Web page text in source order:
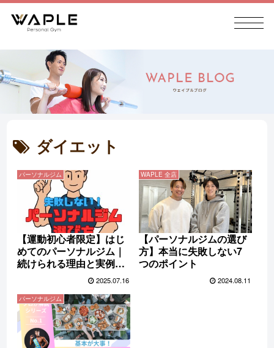
ダイエット
パーソナルジム
【運動初心者限定】はじ
めてのパーソナルジム｜
続けられる理由と実例を
2025.07.16
WAPLE 全店
【パーソナルジムの選び
方】本当に失敗しない7
つのポイント
2024.08.11
パーソナルジム